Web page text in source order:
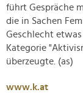
führt Gespräche
die in Sachen
Geschlecht etwas
Kategorie
überzeugte. (as)
www.k.at